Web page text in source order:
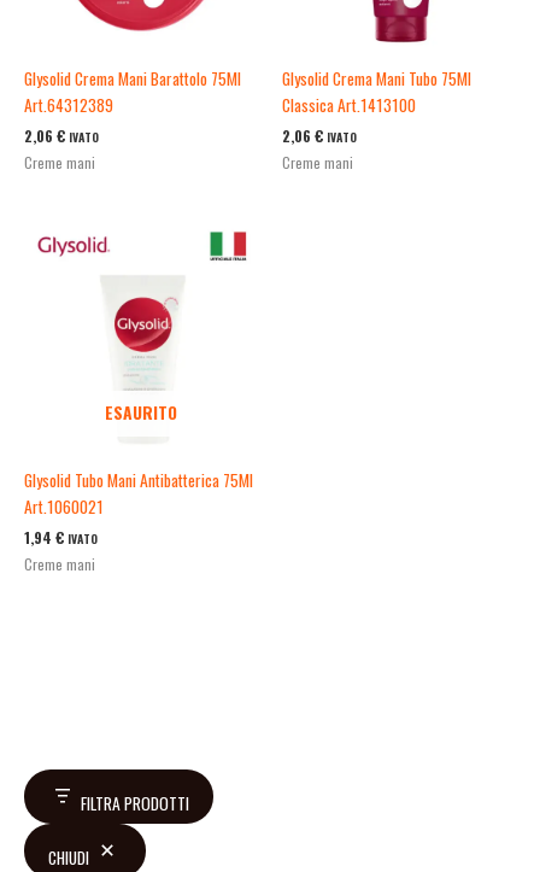
FILTRA PRODOTTI
CHIUDI
Glysolid Crema Mani Barattolo 75Ml
Art.64312389
2,06 € IVATO
Creme mani
Glysolid Crema Mani Tubo 75Ml
Classica Art.1413100
2,06 € IVATO
Creme mani
ESAURITO
Glysolid Tubo Mani Antibatterica 75Ml
Art.1060021
1,94 € IVATO
Creme mani